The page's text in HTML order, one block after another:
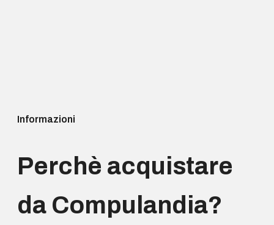
Informazioni
Perchè acquistare
da Compulandia?